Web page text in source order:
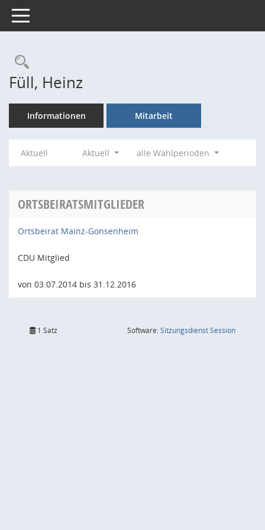
Toggle navigation
Rechercheauswahl
Füll, Heinz
Informationen Mitarbeit
Aktuell Aktuell alle Wahlperioden
ORTSBEIRATSMITGLIEDER
Ortsbeirat Mainz-Gonsenheim
CDU Mitglied
von 03.07.2014 bis 31.12.2016
1 Satz Software:SitzungsdienstSession(Wird in